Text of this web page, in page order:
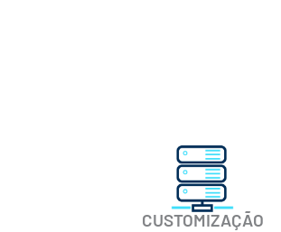
CUSTOMIZAÇÃO